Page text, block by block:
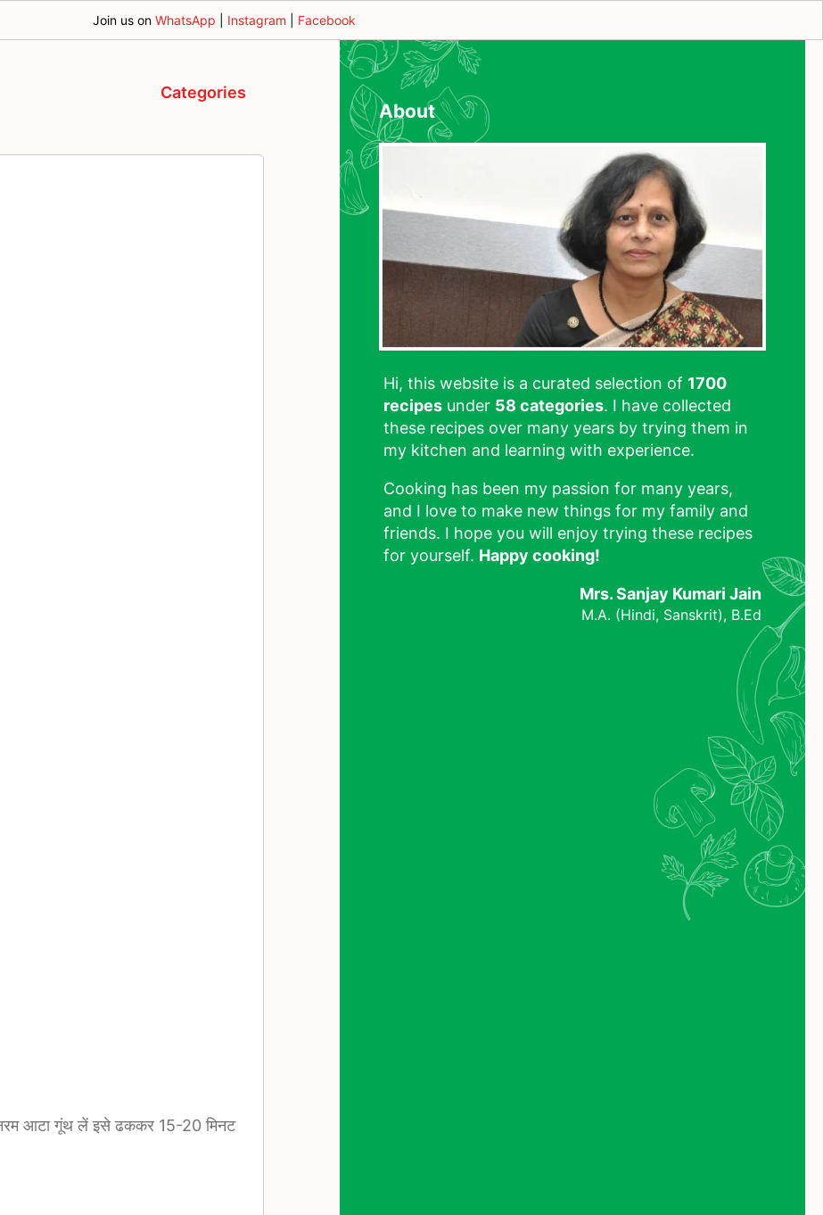
Join us on WhatsApp Instagram Facebook
Categories
नरम आटा गूंथ लें इसे ढककर 15-20 मिनट
About
Hi, this website is a curated selection of 1700
recipes under 58 categories. I have collected
these recipes over many years by trying them in
my kitchen and learning with experience.
Cooking has been my passion for many years,
and I love to make new things for my family and
friends. I hope you will enjoy trying these recipes
for yourself. Happy cooking!
Mrs. Sanjay Kumari Jain
M.A. (Hindi, Sanskrit), B.Ed